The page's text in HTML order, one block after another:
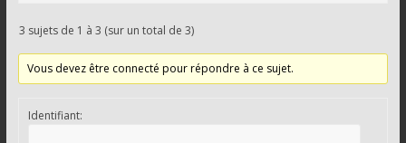
3 sujets de 1 à 3 (sur un total de 3)
Vous devez être connecté pour répondre à ce sujet.
Identifiant: